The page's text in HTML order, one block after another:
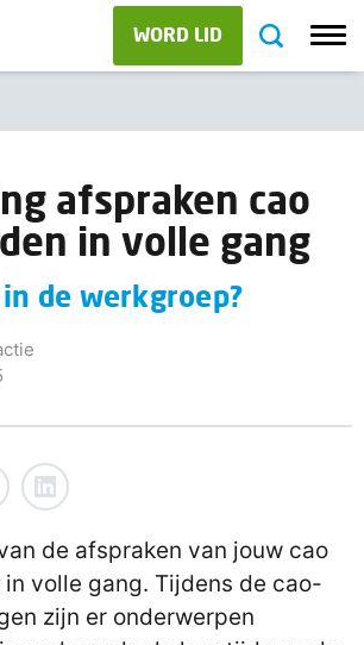
WORD LID
afspraken cao
in volle gang
de werkgroep?
de afspraken van jouw cao
volle gang. Tijdens de cao-
zijn er onderwerpen